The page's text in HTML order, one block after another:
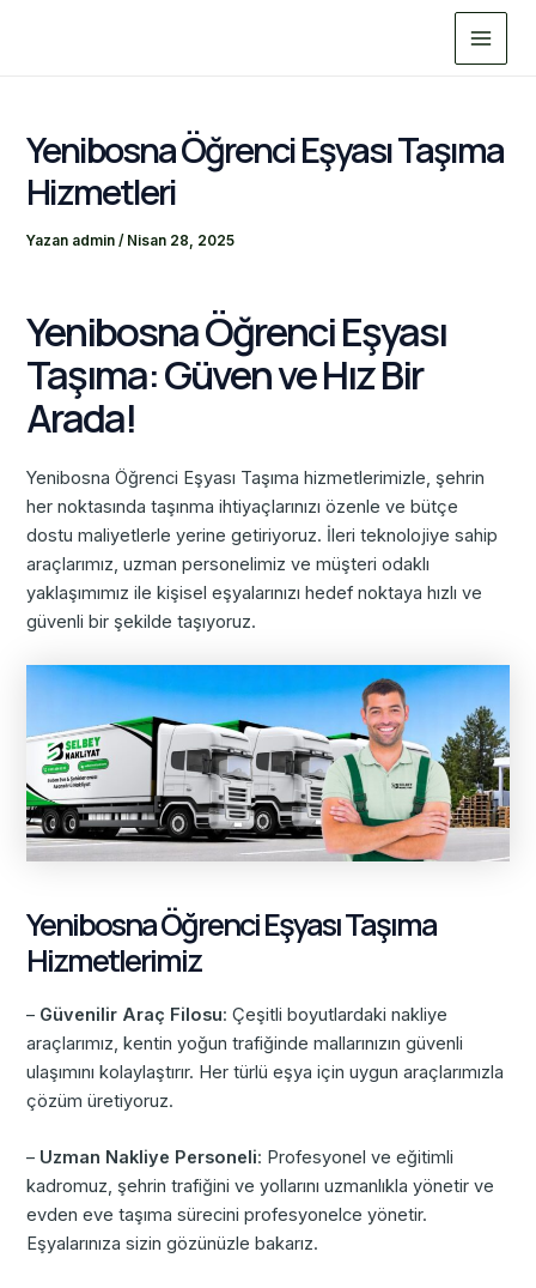
Main
Menu
Yenibosna Öğrenci Eşyası Taşıma
Hizmetleri
Yazan admin/ Nisan 28, 2025
Yenibosna Öğrenci Eşyası
Taşıma: Güven ve Hız Bir
Arada!
Yenibosna Öğrenci Eşyası Taşıma hizmetlerimizle, şehrin
her noktasında taşınma ihtiyaçlarınızı özenle ve bütçe
dostu maliyetlerle yerine getiriyoruz. İleri teknolojiye sahip
araçlarımız, uzman personelimiz ve müşteri odaklı
yaklaşımımız ile kişisel eşyalarınızı hedef noktaya hızlı ve
güvenli bir şekilde taşıyoruz.
Yenibosna Öğrenci Eşyası Taşıma
Hizmetlerimiz
– Güvenilir Araç Filosu: Çeşitli boyutlardaki nakliye
araçlarımız, kentin yoğun trafiğinde mallarınızın güvenli
ulaşımını kolaylaştırır. Her türlü eşya için uygun araçlarımızla
çözüm üretiyoruz.
– Uzman Nakliye Personeli: Profesyonel ve eğitimli
kadromuz, şehrin trafiğini ve yollarını uzmanlıkla yönetir ve
evden eve taşıma sürecini profesyonelce yönetir.
Eşyalarınıza sizin gözünüzle bakarız.